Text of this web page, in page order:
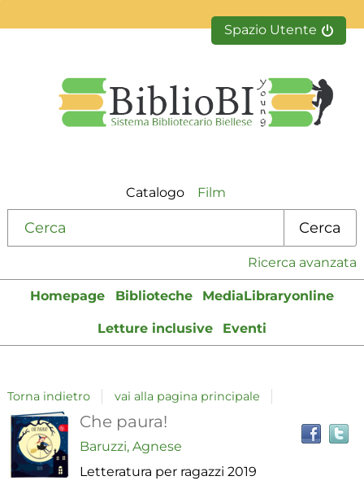
Spazio Utente
Catalogo
Film
Cerca
Ricerca avanzata
Homepage Biblioteche MediaLibraryonline
Letture inclusive Eventi
Torna indietro vai alla pagina principale
Dettaglio
del
Che paura!
Baruzzi, Agnese
Letteratura per ragazzi 2019